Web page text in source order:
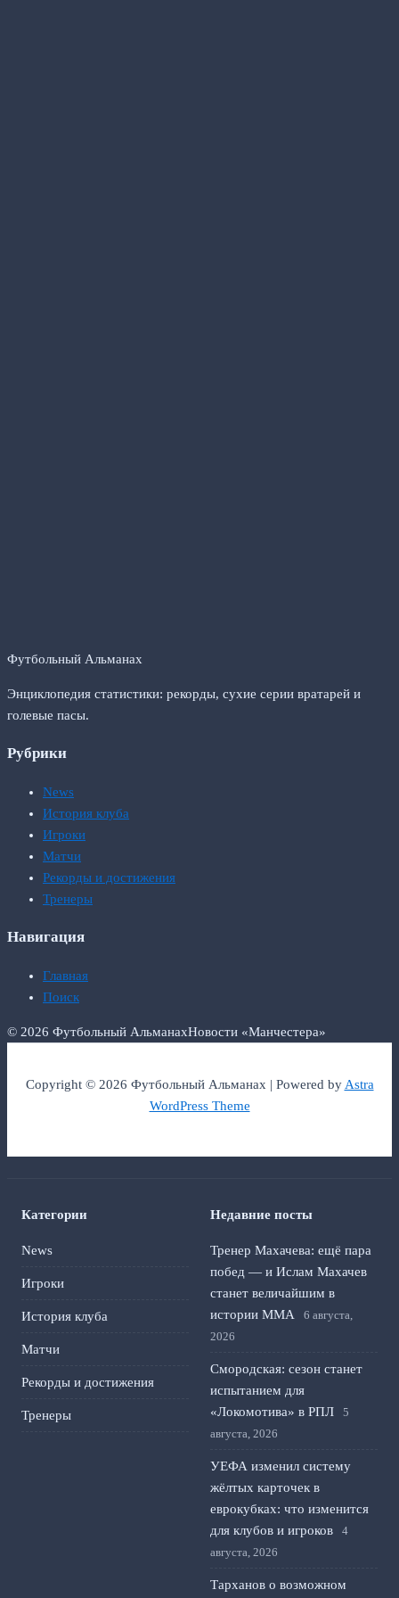
Футбольный Альманах
Энциклопедия статистики: рекорды, сухие серии вратарей и
голевые пасы.
Рубрики
News
История клуба
Игроки
Матчи
Рекорды и достижения
Тренеры
Навигация
Главная
Поиск
© 2026 Футбольный АльманахНовости «Манчестера»
Copyright © 2026 Футбольный Альманах | Powered byAstra
WordPress Theme
Категории
News
Игроки
История клуба
Матчи
Рекорды и достижения
Тренеры
Недавние посты
Тренер Махачева: ещё пара
побед — и Ислам Махачев
станет величайшим в
истории ММА
6 августа,
2026
Смородская: сезон станет
испытанием для
«Локомотива» в РПЛ
5
августа, 2026
УЕФА изменил систему
жёлтых карточек в
еврокубках: что изменится
для клубов и игроков
4
августа, 2026
Тарханов о возможном